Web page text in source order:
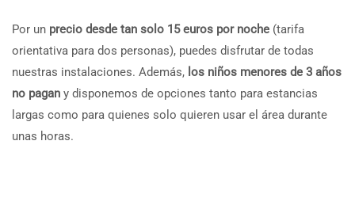
Por un precio desde tan solo 15 euros por noche (tarifa
orientativa para dos personas), puedes disfrutar de todas
nuestras instalaciones. Además, los niños menores de 3 años
no pagan y disponemos de opciones tanto para estancias
largas como para quienes solo quieren usar el área durante
unas horas.